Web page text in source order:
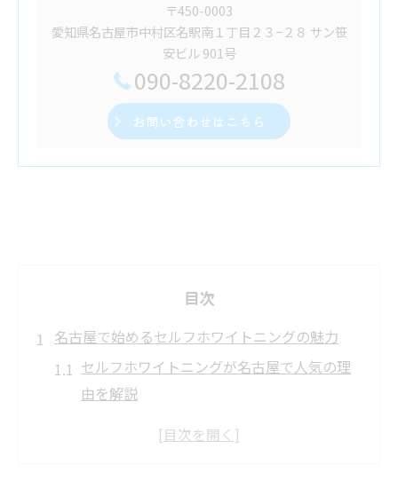
〒450-0003
愛知県名古屋市中村区名駅南１丁目２３−２８ サン笹
安ビル 901号
090-8220-2108
お問い合わせはこちら
目次
名古屋で始めるセルフホワイトニングの魅力
セルフホワイトニングが名古屋で人気の理
由を解説
名古屋で手軽に始めるセルフホワイトニン